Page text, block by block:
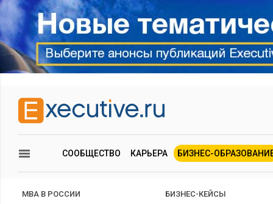
СООБЩЕСТВО КАРЬЕРА БИЗНЕС-
MBA В РОССИИ БИЗНЕС-КЕЙСЫ